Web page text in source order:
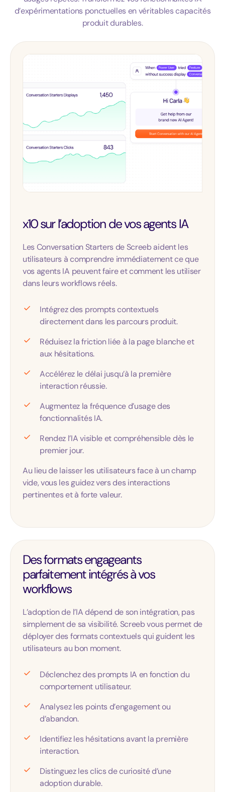
d’expérimentations ponctuelles en véritables capacités
produit durables.
x10 sur l’adoption de vos agents IA
Les Conversation Starters de Screeb aident les
utilisateurs à comprendre immédiatement ce que
vos agents IA peuvent faire et comment les utiliser
dans leurs workflows réels.
Intégrez des prompts contextuels
directement dans les parcours produit.
Réduisez la friction liée à la page blanche et
aux hésitations.
Accélérez le délai jusqu’à la première
interaction réussie.
Augmentez la fréquence d’usage des
fonctionnalités IA.
Rendez l’IA visible et compréhensible dès le
premier jour.
Au lieu de laisser les utilisateurs face à un champ
vide, vous les guidez vers des interactions
pertinentes et à forte valeur.
Des formats engageants
parfaitement intégrés à vos
workflows
L’adoption de l’IA dépend de son intégration, pas
simplement de sa visibilité. Screeb vous permet de
déployer des formats contextuels qui guident les
utilisateurs au bon moment.
Déclenchez des prompts IA en fonction du
comportement utilisateur.
Analysez les points d’engagement ou
d’abandon.
Identifiez les hésitations avant la première
interaction.
Distinguez les clics de curiosité d’une
adoption durable.